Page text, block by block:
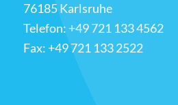
76185 Karlsruhe
Telefon: +49 721 133 4562
Fax: +49 721 133 2522